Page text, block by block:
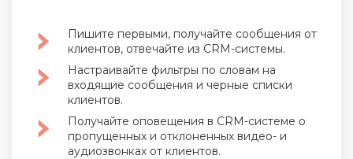
Пишите первыми, получайте сообщения от
клиентов, отвечайте из CRM-системы.
Настраивайте фильтры по словам на
входящие сообщения и черные списки
клиентов.
Получайте оповещения в CRM-системе о
пропущенных и отклоненных видео- и
аудиозвонках от клиентов.